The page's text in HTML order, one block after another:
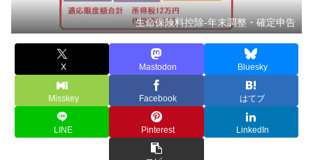
生命保険料控除-年末調整・確定申告
X Mastodon Bluesky
Misskey Facebook はてブ
LINE Pinterest LinkedIn